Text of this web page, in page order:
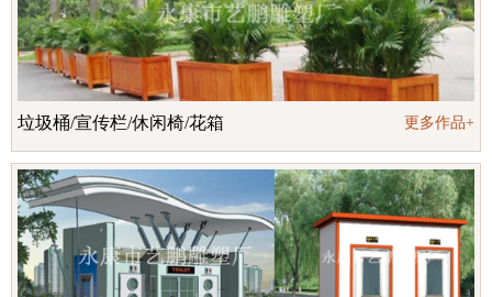
垃圾桶/宣传栏/休闲椅/花箱 更多作品+